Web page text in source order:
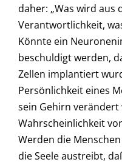
daher: „Was wird aus
Verantwortlichkeit,
Könnte ein
beschuldigt werden,
Zellen implantiert
Persönlichkeit eines
sein Gehirn
Wahrscheinlichkeit
Werden die
die Seele austreibt,